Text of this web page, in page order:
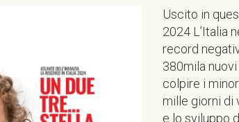
Uscito in
2024 L’Italia
record
380mila
colpire i
mille giorni di
e lo sviluppo